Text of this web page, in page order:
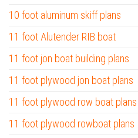
10 foot aluminum skiff plans
11 foot Alutender RIB boat
11 foot jon boat building plans
11 foot plywood jon boat plans
11 foot plywood row boat plans
11 foot plywood rowboat plans